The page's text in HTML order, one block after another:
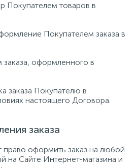
Покупателем товаров в
Покупателем заказа в
оформленного в
заказа Покупателю в
настоящего Договора.
заказа
право оформить заказ на любой
на Сайте Интернет-магазина и